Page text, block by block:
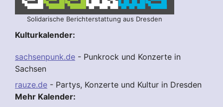
Solidarische Berichterstattung aus Dresden
Kulturkalender:
sachsenpunk.de - Punkrock und Konzerte in
Sachsen
rauze.de - Partys, Konzerte und Kultur in Dresden
Mehr Kalender: